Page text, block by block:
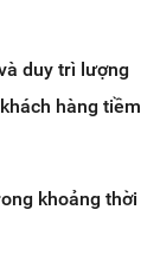
duy trì lượng
hàng tiềm
khoảng thời